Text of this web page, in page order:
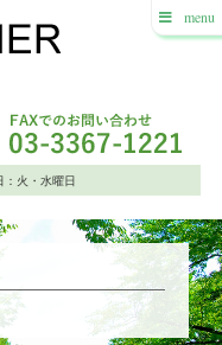
：火・水曜日
menu